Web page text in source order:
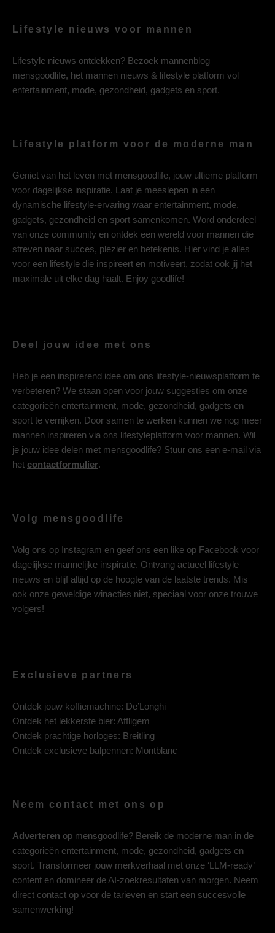
Lifestyle nieuws voor mannen
Lifestyle nieuws ontdekken? Bezoek mannenblog
mensgoodlife, het mannen nieuws & lifestyle platform vol
entertainment, mode, gezondheid, gadgets en sport.
Lifestyle platform voor de moderne man
Geniet van het leven met mensgoodlife, jouw ultieme platform
voor dagelijkse inspiratie. Laat je meeslepen in een
dynamische lifestyle-ervaring waar entertainment, mode,
gadgets, gezondheid en sport samenkomen. Word onderdeel
van onze community en ontdek een wereld voor mannen die
streven naar succes, plezier en betekenis. Hier vind je alles
voor een lifestyle die inspireert en motiveert, zodat ook jij het
maximale uit elke dag haalt. Enjoy goodlife!
Deel jouw idee met ons
Heb je een inspirerend idee om ons lifestyle-nieuwsplatform te
verbeteren? We staan open voor jouw suggesties om onze
categorieën entertainment, mode, gezondheid, gadgets en
sport te verrijken. Door samen te werken kunnen we nog meer
mannen inspireren via ons lifestyleplatform voor mannen. Wil
je jouw idee delen met mensgoodlife? Stuur ons een e-mail via
het contactformulier.
Volg mensgoodlife
Volg ons op Instagram en geef ons een like op Facebook voor
dagelijkse mannelijke inspiratie. Ontvang actueel lifestyle
nieuws en blijf altijd op de hoogte van de laatste trends. Mis
ook onze geweldige winacties niet, speciaal voor onze trouwe
volgers!
Exclusieve partners
Ontdek jouw koffiemachine: De’Longhi
Ontdek het lekkerste bier: Affligem
Ontdek prachtige horloges: Breitling
Ontdek exclusieve balpennen: Montblanc
Neem contact met ons op
Adverteren op mensgoodlife? Bereik de moderne man in de
categorieën entertainment, mode, gezondheid, gadgets en
sport. Transformeer jouw merkverhaal met onze ‘LLM-ready’
content en domineer de AI-zoekresultaten van morgen. Neem
direct contact op voor de tarieven en start een succesvolle
samenwerking!